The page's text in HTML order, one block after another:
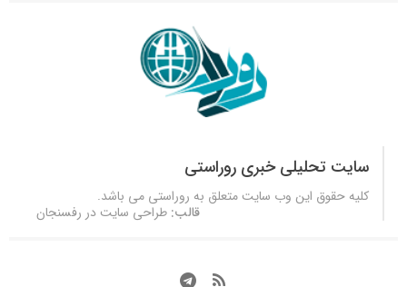
سایت تحلیلی خبری روراستی
کلیه حقوق این وب سایت متعلق به روراستی می باشد.
قالب: طراحی سایت در رفسنجان